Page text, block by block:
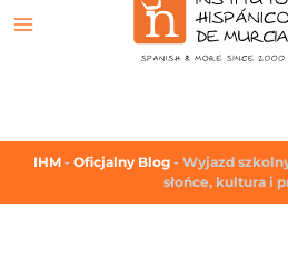
IHM - Oficjalny Blog - Wyjazd
słońce, kultura i